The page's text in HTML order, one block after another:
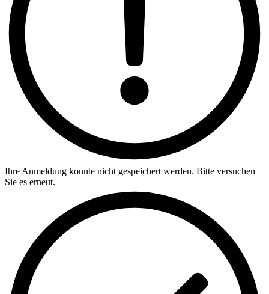
Ihre Anmeldung konnte nicht gespeichert werden. Bitte versuchen
Sie es erneut.